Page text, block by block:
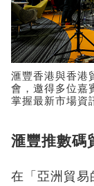
滙豐香港與香港
會，邀得多位嘉
掌握最新市場資
滙豐推數碼
在「亞洲貿易